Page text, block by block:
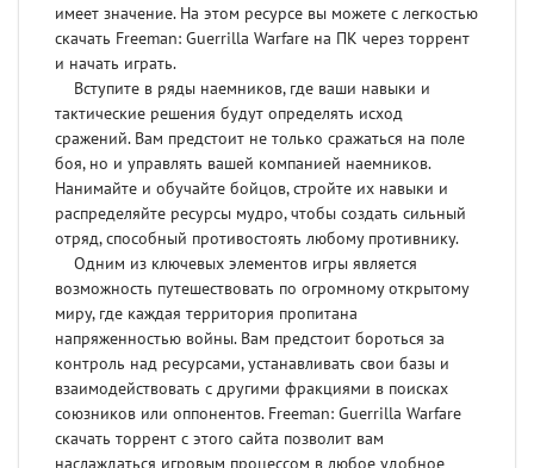
имеет значение. На этом ресурсе вы можете с легкостью
скачать Freeman: Guerrilla Warfare на ПК через торрент
и начать играть.
Вступите в ряды наемников, где ваши навыки и
тактические решения будут определять исход
сражений. Вам предстоит не только сражаться на поле
боя, но и управлять вашей компанией наемников.
Нанимайте и обучайте бойцов, стройте их навыки и
распределяйте ресурсы мудро, чтобы создать сильный
отряд, способный противостоять любому противнику.
Одним из ключевых элементов игры является
возможность путешествовать по огромному открытому
миру, где каждая территория пропитана
напряженностью войны. Вам предстоит бороться за
контроль над ресурсами, устанавливать свои базы и
взаимодействовать с другими фракциями в поисках
союзников или оппонентов. Freeman: Guerrilla Warfare
скачать торрент с этого сайта позволит вам
наслаждаться игровым процессом в любое удобное